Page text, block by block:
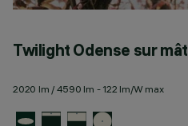
Twilight Odense sur mât
2020 lm / 4590 lm - 122 lm/W max